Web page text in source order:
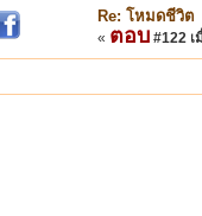
Re: โหมดชีวิต
« ตอบ #122 เ